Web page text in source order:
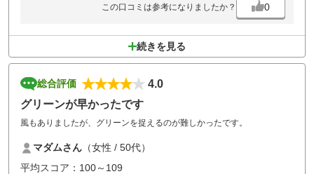
この口コミは参考になりましたか？ 0
続きを見る
総合評価
4.0
グリーンが早かったです
風もありましたが、グリーンを捉えるのが難しかったです。
マダムさん （女性 / 50代）
平均スコア：100～109